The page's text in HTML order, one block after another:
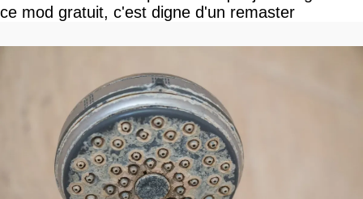
ce mod gratuit, c'est digne d'un remaster